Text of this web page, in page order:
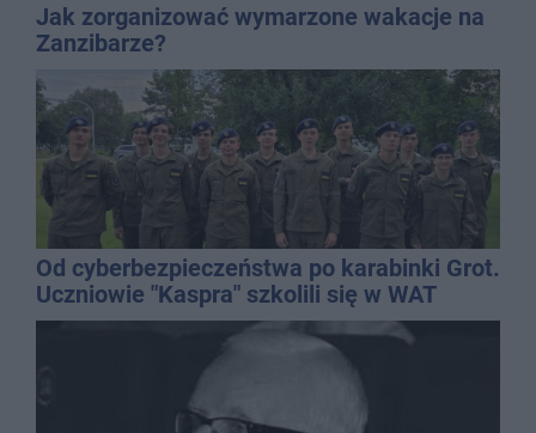
Jak zorganizować wymarzone wakacje na
Zanzibarze?
Od cyberbezpieczeństwa po karabinki Grot.
Uczniowie "Kaspra" szkolili się w WAT